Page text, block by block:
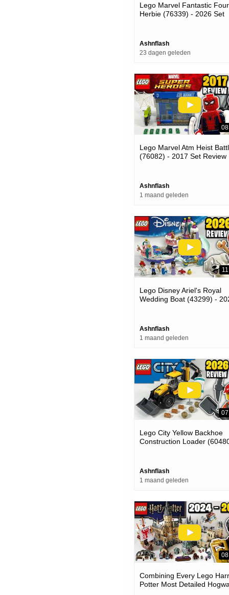
Lego Marvel Fantastic Four
Herbie (76339) - 2026 Set
Ashnflash
23 dagen geleden
Lego Marvel Atm Heist
(76082) - 2017 Set Review
Ashnflash
1 maand geleden
Lego Disney Ariel's Royal
Wedding Boat (43299) -
Ashnflash
1 maand geleden
Lego City Yellow Backhoe
Construction Loader
Ashnflash
1 maand geleden
Combining Every Lego
Potter Most Detailed